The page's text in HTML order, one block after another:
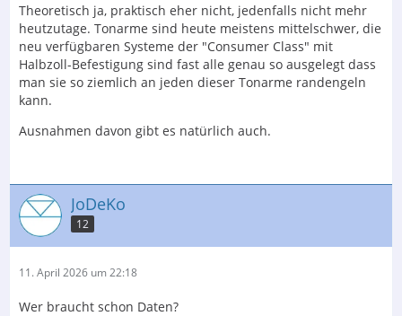
Theoretisch ja, praktisch eher nicht, jedenfalls nicht mehr
heutzutage. Tonarme sind heute meistens mittelschwer, die
neu verfügbaren Systeme der "Consumer Class" mit
Halbzoll-Befestigung sind fast alle genau so ausgelegt dass
man sie so ziemlich an jeden dieser Tonarme randengeln
kann.
Ausnahmen davon gibt es natürlich auch.
JoDeKo
12
11. April 2026 um 22:18
Wer braucht schon Daten?